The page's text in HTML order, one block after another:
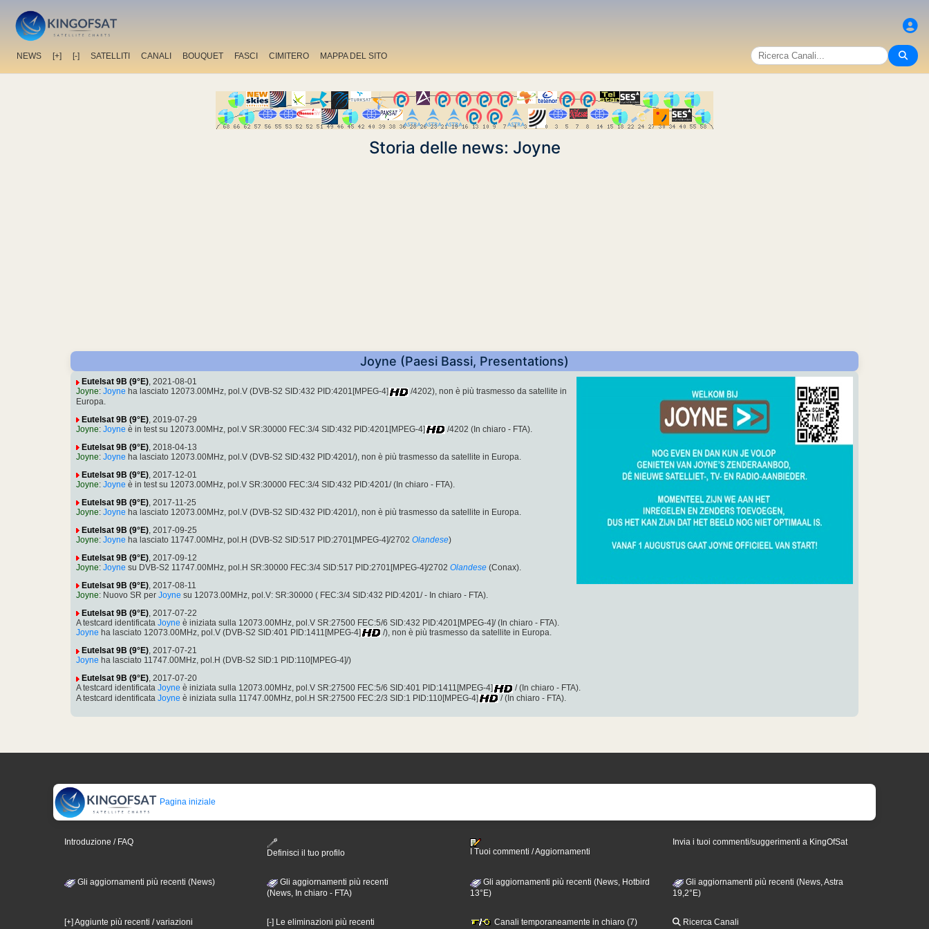
NEWS [+] [-] SATELLITI CANALI BOUQUET FASCI CIMITERO MAPPA DEL SITO
Storia delle news: Joyne
Joyne (Paesi Bassi, Presentations)
Eutelsat 9B (9°E), 2021-08-01
Joyne: Joyne ha lasciato 12073.00MHz, pol.V (DVB-S2 SID:432 PID:4201[MPEG-4]
/4202), non è più trasmesso da satellite in
Europa.
Eutelsat 9B (9°E) , 2019-07-29
Joyne: Joyne è in test su 12073.00MHz, pol.V SR:30000 FEC:3/4 SID:432 PID:4201[MPEG-4]
/4202 (In chiaro - FTA).
Eutelsat 9B (9°E), 2018-04-13
Joyne: Joyne ha lasciato 12073.00MHz, pol.V (DVB-S2 SID:432 PID:4201/), non è più trasmesso da satellite in Europa.
Eutelsat 9B (9°E), 2017-12-01
Joyne: Joyne è in test su 12073.00MHz, pol.V SR:30000 FEC:3/4 SID:432 PID:4201/ (In chiaro - FTA).
Eutelsat 9B (9°E), 2017-11-25
Joyne: Joyne ha lasciato 12073.00MHz, pol.V (DVB-S2 SID:432 PID:4201/), non è più trasmesso da satellite in Europa.
Eutelsat 9B (9°E), 2017-09-25
Joyne: Joyne ha lasciato 11747.00MHz, pol.H (DVB-S2 SID:517 PID:2701[MPEG-4]/2702 Olandese)
Eutelsat 9B (9°E), 2017-09-12
Joyne: Joyne su DVB-S2 11747.00MHz, pol.H SR:30000 FEC:3/4 SID:517 PID:2701[MPEG-4]/2702 Olandese (Conax).
Eutelsat 9B (9°E), 2017-08-11
Joyne: Nuovo SR per Joyne su 12073.00MHz, pol.V: SR:30000 ( FEC:3/4 SID:432 PID:4201/ - In chiaro - FTA).
Eutelsat 9B (9°E), 2017-07-22
A testcard identificata Joyne è iniziata sulla 12073.00MHz, pol.V SR:27500 FEC:5/6 SID:432 PID:4201[MPEG-4]/ (In chiaro - FTA).
Joyne ha lasciato 12073.00MHz, pol.V (DVB-S2 SID:401 PID:1411[MPEG-4]
/), non è più trasmesso da satellite in Europa.
Eutelsat 9B (9°E), 2017-07-21
Joyne ha lasciato 11747.00MHz, pol.H (DVB-S2 SID:1 PID:110[MPEG-4]/)
Eutelsat 9B (9°E), 2017-07-20
A testcard identificata Joyne è iniziata sulla 12073.00MHz, pol.V SR:27500 FEC:5/6 SID:401 PID:1411[MPEG-4]
/ (In chiaro - FTA).
A testcard identificata Joyne è iniziata sulla 11747.00MHz, pol.H SR:27500 FEC:2/3 SID:1 PID:110[MPEG-4] / (In chiaro - FTA).
Pagina iniziale
Introduzione / FAQ
Definisci il tuo profilo
I Tuoi commenti / Aggiornamenti
Invia i tuoi commenti/suggerimenti a KingOfSat
Gli aggiornamenti più recenti (News)
Gli aggiornamenti più recenti
(News, In chiaro - FTA)
Gli aggiornamenti più recenti (News, Hotbird
13°E)
Gli aggiornamenti più recenti (News, Astra
19,2°E)
[+] Aggiunte più recenti / variazioni [-] Le eliminazioni più recenti Canali temporaneamente in chiaro (7) Ricerca Canali